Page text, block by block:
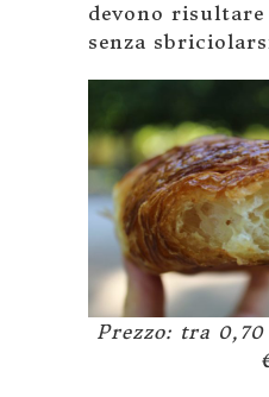
devono
senza
Prezzo: tra